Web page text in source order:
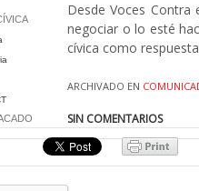
Desde Voces
negociar o lo esté
cívica como
ARCHIVADO EN
SIN COMENTARIOS